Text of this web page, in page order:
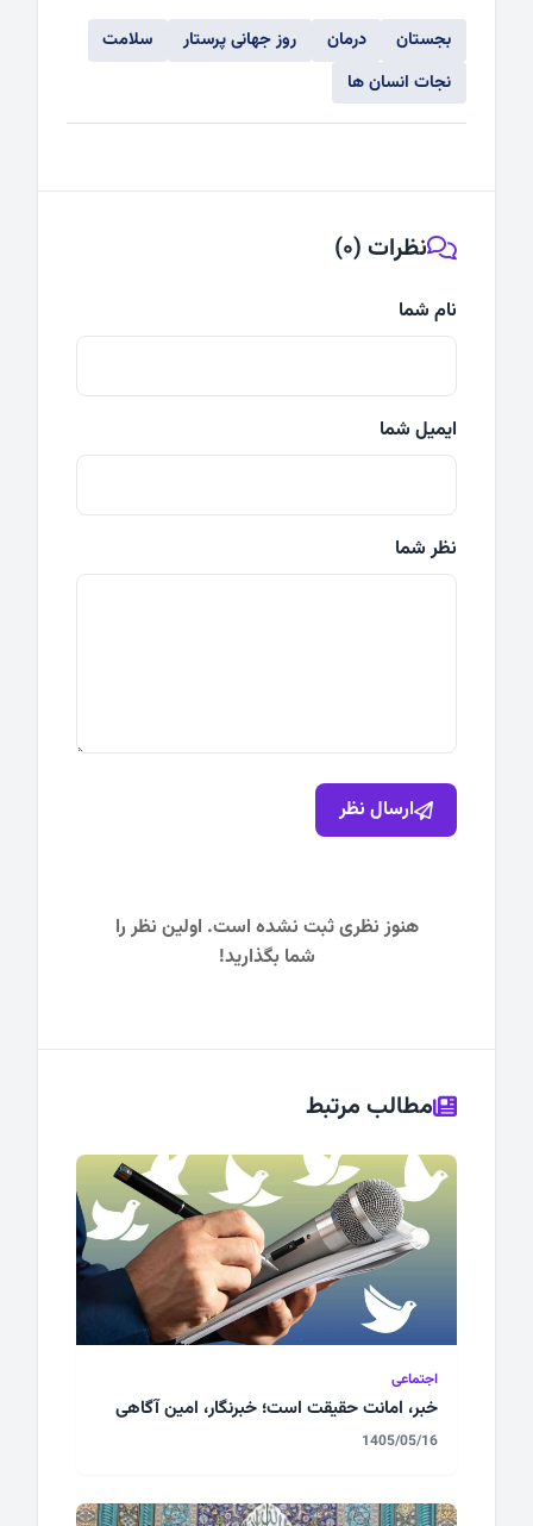
بجستان درمان روز جهانی پرستار
سلامت
نجات انسان ها
نظرات (0)
نام شما
ایمیل شما
نظر شما
ارسال نظر
هنوز نظری ثبت نشده است. اولین نظر را
شما بگذارید!
مطالب مرتبط
اجتماعی
خبر، امانت حقیقت است؛ خبرنگار، امین آگاهی
1405/05/16